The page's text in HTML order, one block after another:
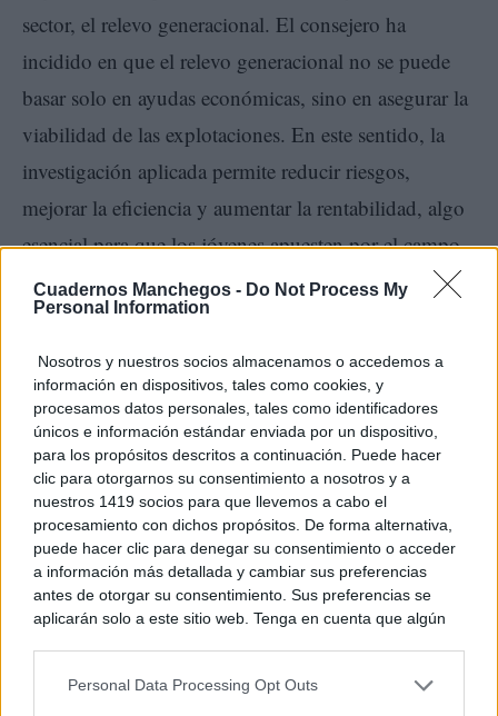
Cuadernos Manchegos - Do Not Process My
Personal Information
Nosotros y nuestros socios almacenamos o accedemos a
información en dispositivos, tales como cookies, y
procesamos datos personales, tales como identificadores
únicos e información estándar enviada por un dispositivo,
para los propósitos descritos a continuación. Puede hacer
clic para otorgarnos su consentimiento a nosotros y a
nuestros 1419 socios para que llevemos a cabo el
procesamiento con dichos propósitos. De forma alternativa,
puede hacer clic para denegar su consentimiento o acceder
a información más detallada y cambiar sus preferencias
antes de otorgar su consentimiento. Sus preferencias se
aplicarán solo a este sitio web. Tenga en cuenta que algún
rechazar tal procesamiento. Puede cambiar sus preferencias
Personal Data Processing Opt Outs
sector, el relevo generacional. El consejero ha
incidido en que el relevo generacional no se puede
basar solo en ayudas económicas, sino en asegurar la
viabilidad de las explotaciones. En este sentido, la
investigación aplicada permite reducir riesgos,
mejorar la eficiencia y aumentar la rentabilidad, algo
esencial para que los jóvenes apuesten por el campo.
Por esta razón, las investigaciones del IRIAF están
costes, mayor eficiencia en el uso de recursos y mejor
adaptación al cambio climático, contribuyendo a un
modelo productivo más resiliente y competitivo.
Algunos ejemplos al respecto son que los
investigadores del IRIAF pueden proporcionar
soluciones para que las abejas sobrevivan a veranos
extremos de temperatura; el estudio del
patrones ante diferentes situaciones de estrés térmico